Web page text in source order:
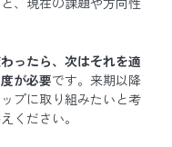
ったら、次はそれを適
が必要です。来期以降
プに取り組みたいと考
ください。